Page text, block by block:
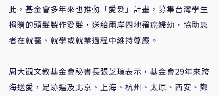
此，基金會多年來也推動「愛髮」計畫，募集台灣學生
捐贈的頭髮製作愛髮，送給兩岸四地罹癌婦幼，協助患
者在就醫、就學或就業過程中維持尊嚴。
周大觀文教基金會秘書長張芝瑄表示，基金會29年來跨
海送愛，足跡遍及北京、上海、杭州、太原、西安、鄭